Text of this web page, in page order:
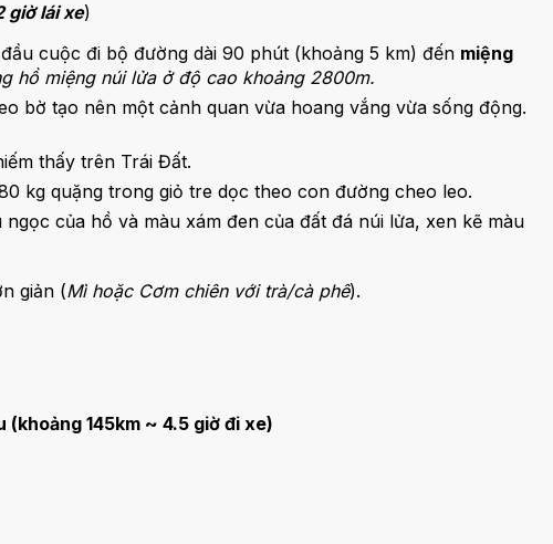
giờ lái xe)
cuộc đi bộ đường dài 90 phút (khoảng 5 km) đến miệng
hồ miệng núi lửa ở độ cao khoảng 2800m.
bờ tạo nên một cảnh quan vừa hoang vắng vừa sống động.
thấy trên Trái Đất.
kg quặng trong giỏ tre dọc theo con đường cheo leo.
của hồ và màu xám đen của đất đá núi lửa, xen kẽ màu
giản (Mì hoặc Cơm chiên với trà/cà phê).
(khoảng 145km ~ 4.5 giờ đi xe)